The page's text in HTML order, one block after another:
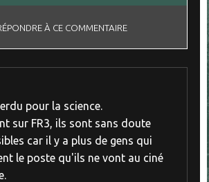
À CE COMMENTAIRE
pour la science.
sur FR3, ils sont sans doute
car il y a plus de gens qui
le poste qu'ils ne vont au ciné